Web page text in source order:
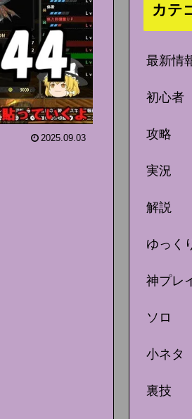
2025.09.03
カテ
最新情
初心者
攻略
実況
解説
ゆっく
神プレ
ソロ
小ネタ
裏技